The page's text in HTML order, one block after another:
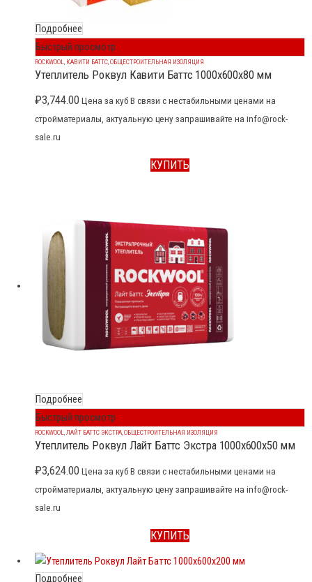
Подробнее
Быстрый просмотр
ROCKWOOL, КАВИТИ БАТТС,ОБЩЕСТРОИТЕЛЬНАЯ ИЗОЛЯЦИЯ
Утеплитель Роквул Кавити Баттс 1000x600x80 мм
₽3,744.00 Цена за куб В связи с нестабильными ценами на
стройматериалы, актуальную цену запрашивайте на info@rock-
sale.ru
КУПИТЬ
Подробнее
Быстрый просмотр
ROCKWOOL,ЛАЙТ БАТТС ЭКСТРА,ОБЩЕСТРОИТЕЛЬНАЯ ИЗОЛЯЦИЯ
Утеплитель Роквул Лайт Баттс Экстра 1000x600x50 мм
₽3,624.00 Цена за куб В связи с нестабильными ценами на
стройматериалы, актуальную цену запрашивайте на info@rock-
sale.ru
КУПИТЬ
Подробнее